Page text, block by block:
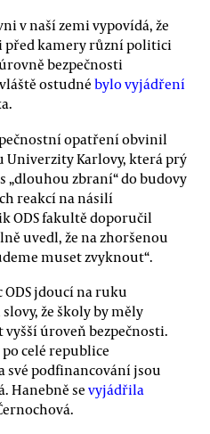
v naší zemi vypovídá, že
před kamery různí politici
bezpečnosti
ostudné bylo vyjádření
opatření obvinil
Karlovy, která prý
„dlouhou zbraní“ do budovy
reakcí na násilí
ODS fakultě doporučil
uvedl, že na zhoršenou
muset zvyknout“.
ODS jdoucí na ruku
že školy by měly
úroveň bezpečnosti.
celé republice
podfinancování jsou
Hanebně se vyjádřila